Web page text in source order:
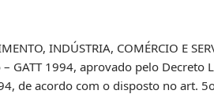
INDÚSTRIA, COMÉRCIO E
1994, aprovado pelo Decreto
de acordo com o disposto no art.